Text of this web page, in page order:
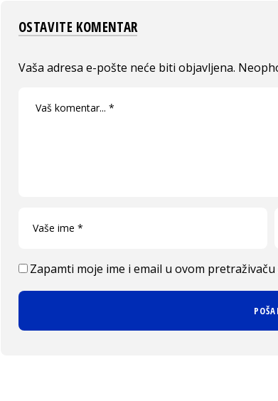
OSTAVITE KOMENTAR
Vaša adresa e-pošte neće biti objavljena.
Zapamti moje ime i email u ovom